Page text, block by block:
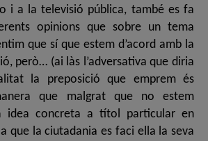
i a la televisió pública, també es fa
opinions que sobre un tema
que sí que estem d’acord amb la
però… (ai làs l’adversativa que diria
la preposició que emprem és
que malgrat que no estem
idea concreta a títol particular en
que la ciutadania es faci ella la seva